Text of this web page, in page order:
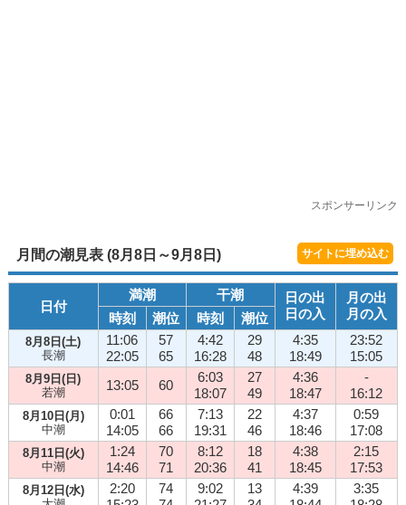
スポンサーリンク
月間の潮見表 (8月8日～9月8日) サイトに埋め込む
日付
満潮 干潮
日の出
日の入
月の出
月の入
時刻 潮位 時刻 潮位
8月8日(土)
長潮
11:06
22:05
57
65
4:42
16:28
29
48
4:35
18:49
23:52
15:05
8月9日(日)
若潮
13:05 60
6:03
18:07
27
49
4:36
18:47
-
16:12
8月10日(月)
中潮
0:01
14:05
66
66
7:13
19:31
22
46
4:37
18:46
0:59
17:08
8月11日(火)
中潮
1:24
14:46
70
71
8:12
20:36
18
41
4:38
18:45
2:15
17:53
8月12日(水)
2:20
74
9:02
13
4:39
3:35